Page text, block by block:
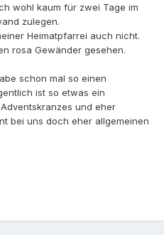
wohl kaum für zwei Tage im
zulegen.
Heimatpfarrei auch nicht.
rosa Gewänder gesehen.
schon mal so einen
ist so etwas ein
und eher
bei uns doch eher allgemeinen